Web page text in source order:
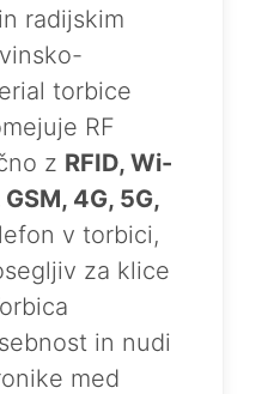
radijskim
torbice
RF
z RFID, Wi-
4G, 5G,
v torbici,
za klice
in nudi
med